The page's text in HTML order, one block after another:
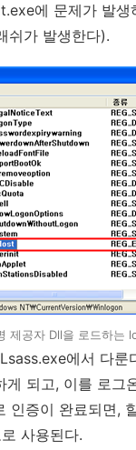
에 문제가 발
쉬가 발생한다).
제공자 Dll을 로드하는
에서 다룬
되고, 이를 로그
인증이 완료되면,
사용된다.